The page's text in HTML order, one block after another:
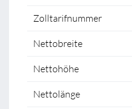
Zolltarifnummer
Nettobreite
Nettohöhe
Nettolänge